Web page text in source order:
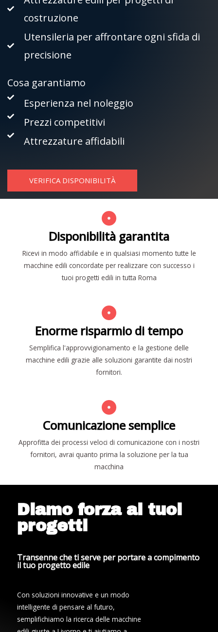
costruzione
Utensileria per affrontare ogni sfida di
precisione
Cosa garantiamo
Esperienza nel noleggio
Prezzi competitivi
Attrezzature affidabili
VERIFICA DISPONIBILITÀ
Disponibilità garantita
Ricevi in modo affidabile e in qualsiasi momento tutte le
macchine edili concordate per realizzare con successo i
tuoi progetti edili in tutta Roma
Enorme risparmio di tempo
Semplifica l'approvvigionamento e la gestione delle
macchine edili grazie alle soluzioni garantite dai nostri
fornitori.
Comunicazione semplice
Approfitta dei processi veloci di comunicazione con i nostri
fornitori, avrai quanto prima la soluzione per la tua
macchina
Diamo forza ai tuoi
progetti
Transenne che ti serve per portare a compimento
il tuo progetto edile
Con soluzioni innovative e un modo
intelligente di pensare al futuro,
semplifichiamo la ricerca delle macchine